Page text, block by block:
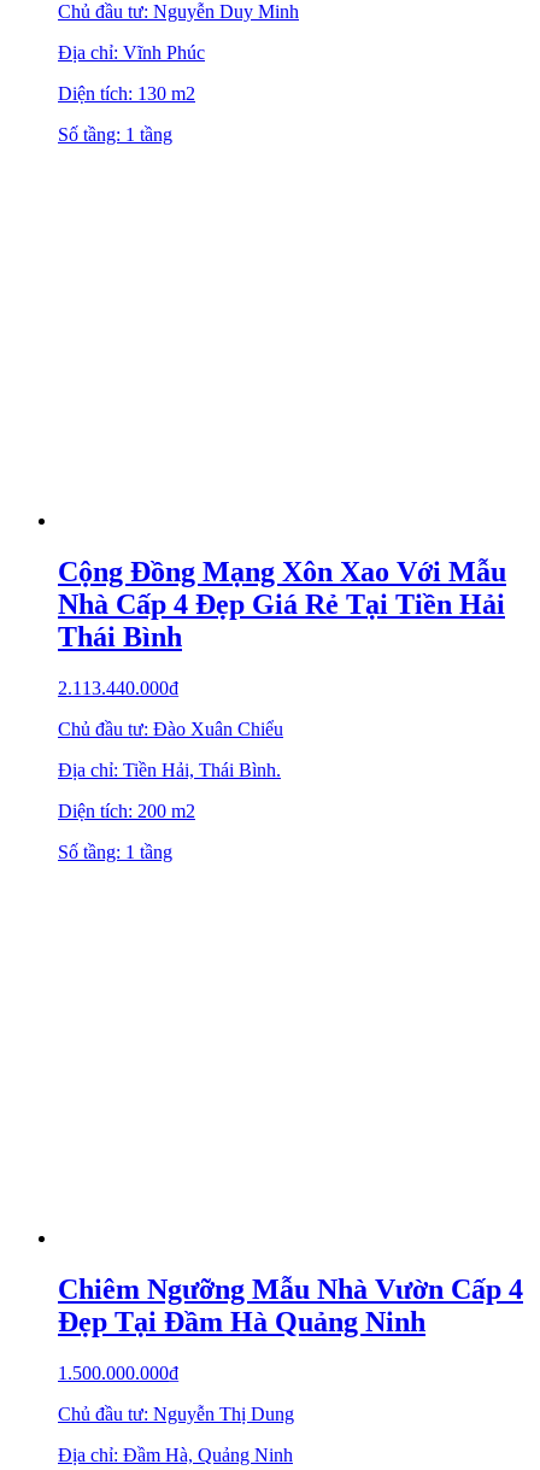
Chủ đầu tư: Nguyễn Duy Minh
Địa chỉ: Vĩnh Phúc
Diện tích: 130 m2
Số tầng: 1 tầng
Cộng Đồng Mạng Xôn Xao Với Mẫu
Nhà Cấp 4 Đẹp Giá Rẻ Tại Tiền Hải
Thái Bình
2.113.440.000₫
Chủ đầu tư: Đào Xuân Chiểu
Địa chỉ: Tiền Hải, Thái Bình.
Diện tích: 200 m2
Số tầng: 1 tầng
Chiêm Ngưỡng Mẫu Nhà Vườn Cấp 4
Đẹp Tại Đầm Hà Quảng Ninh
1.500.000.000₫
Chủ đầu tư: Nguyễn Thị Dung
Địa chỉ: Đầm Hà, Quảng Ninh